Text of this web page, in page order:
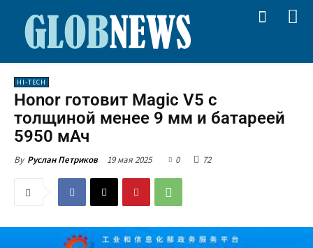
HI-TECH
Honor готовит Magic V5 с
толщиной менее 9 мм и батареей
5950 мАч
By Руслан Петриков 19 мая 2025 0 72